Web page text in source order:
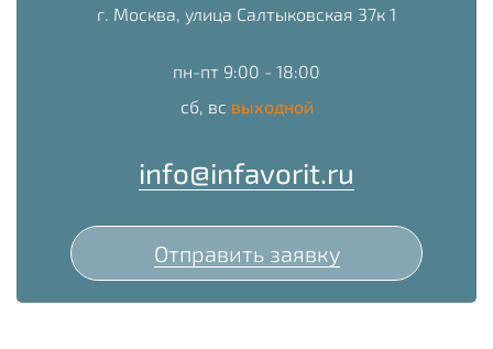
г. Москва, улица Салтыковская 37к 1
пн-пт 9:00 - 18:00
сб, вс выходной
info@infavorit.ru
Отправить заявку